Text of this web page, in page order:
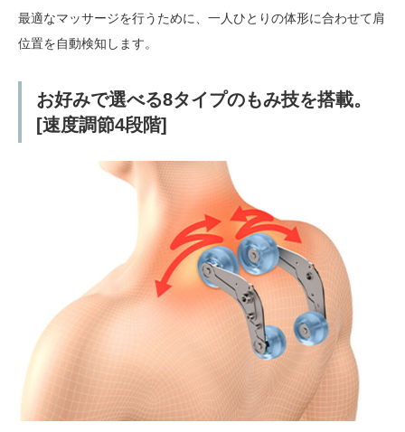
最適なマッサージを行うために、一人ひとりの体形に合わせて肩
位置を自動検知します。
お好みで選べる8タイプのもみ技を搭載。
[速度調節4段階]